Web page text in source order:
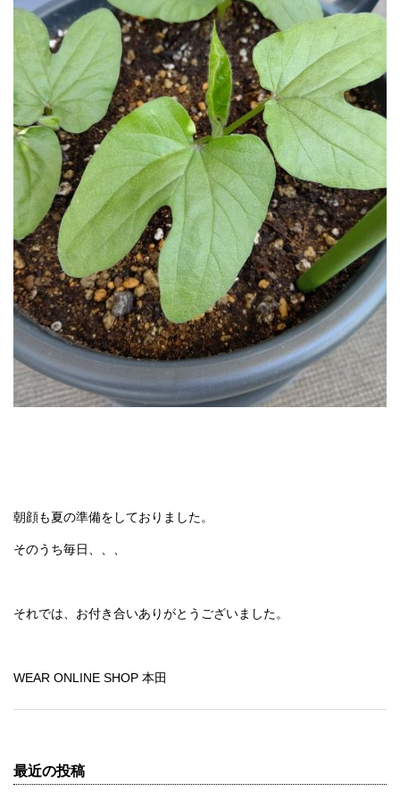
朝顔も夏の準備をしておりました。
そのうち毎日、、、
それでは、お付き合いありがとうございました。
WEAR ONLINE SHOP 本田
最近の投稿